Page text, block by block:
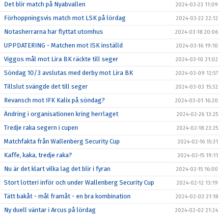
Det blir match på Nyabvallen 2024-03-23 11:09
Förhoppningsvis match mot LSK på lördag 2024-03-22 22:12
Notasherrarna har flyttat utomhus 2024-03-18 20:06
UPPDATERING - Matchen mot ISK inställd 2024-03-16 19:10
Viggos mål mot Lira BK räckte till seger 2024-03-10 21:02
Söndag 10/3 avslutas med derby mot Lira BK 2024-03-09 12:57
Tillslut svängde det till seger 2024-03-03 15:32
Revansch mot IFK Kalix på söndag? 2024-03-01 16:20
Ändring i organisationen kring herrlaget 2024-02-26 13:25
Tredje raka segern i cupen 2024-02-18 23:25
Matchfakta från Wallenberg Security Cup 2024-02-16 15:31
Kaffe, kaka, tredje raka? 2024-02-15 19:11
Nu är det klart vilka lag det blir i fyran 2024-02-15 16:00
Stort lotteri inför och under Wallenberg Security Cup 2024-02-12 13:19
Tätt bakåt - mål framåt - en bra kombination 2024-02-03 21:18
Ny duell väntar i Arcus på lördag 2024-02-02 21:24